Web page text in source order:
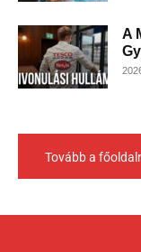
A
Tovább a